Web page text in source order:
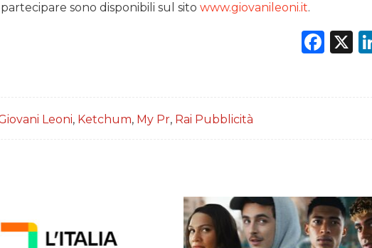
sono disponibili sul sitowww.giovanileoni.it.
Leoni, Ketchum, My Pr, Rai Pubblicità